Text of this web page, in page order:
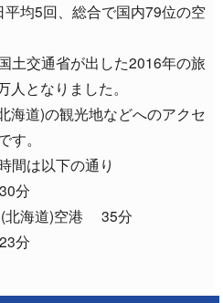
均5回、総合で国内79位の空
土交通省が出した2016年の旅
となりました。
海道)の観光地などへのアクセ
。
間は以下の通り
分
(北海道)空港 35分
分